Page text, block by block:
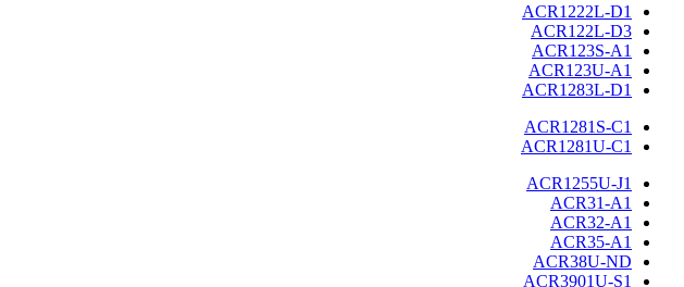
ACR1222L-D1
ACR122L-D3
ACR123S-A1
ACR123U-A1
ACR1283L-D1
ACR1281S-C1
ACR1281U-C1
ACR1255U-J1
ACR31-A1
ACR32-A1
ACR35-A1
ACR38U-ND
ACR3901U-S1